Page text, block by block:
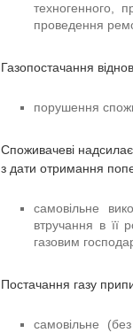
техногенного,
проведення
Газопостачання
порушення
Споживачеві
з дати отримання
самовільне
втручання в її
газовим
Постачання газу
самовільне